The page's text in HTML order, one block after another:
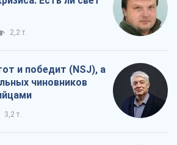
2,2 т.
и победит (NSJ), а
чиновников
3,2 т.